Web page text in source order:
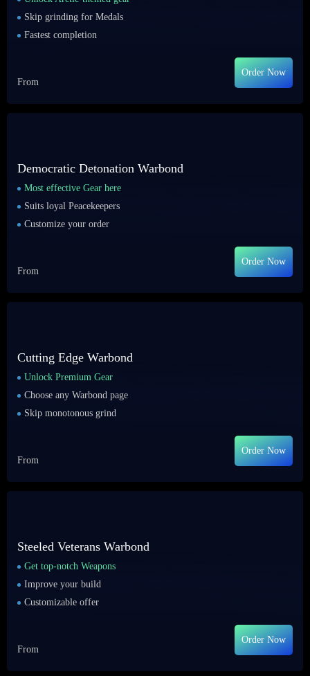
Skip grinding for Medals
Fastest completion
From
Order Now
Democratic Detonation Warbond
Most effective Gear here
Suits loyal Peacekeepers
Customize your order
From
Order Now
Cutting Edge Warbond
Unlock Premium Gear
Choose any Warbond page
Skip monotonous grind
From
Order Now
Steeled Veterans Warbond
Get top-notch Weapons
Improve your build
Customizable offer
From
Order Now